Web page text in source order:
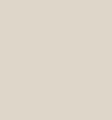
Wissenschaft